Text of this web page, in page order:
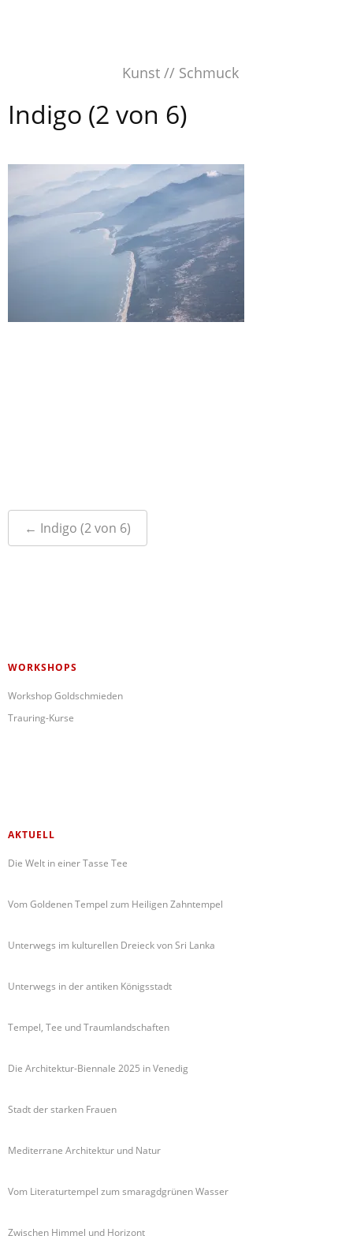
Kunst // Schmuck
Indigo (2 von 6)
Post
navigation
← Indigo (2 von 6)
WORKSHOPS
Workshop Goldschmieden
Trauring-Kurse
AKTUELL
Die Welt in einer Tasse Tee
Vom Goldenen Tempel zum Heiligen Zahntempel
Unterwegs im kulturellen Dreieck von Sri Lanka
Unterwegs in der antiken Königsstadt
Tempel, Tee und Traumlandschaften
Die Architektur-Biennale 2025 in Venedig
Stadt der starken Frauen
Mediterrane Architektur und Natur
Vom Literaturtempel zum smaragdgrünen Wasser
Zwischen Himmel und Horizont